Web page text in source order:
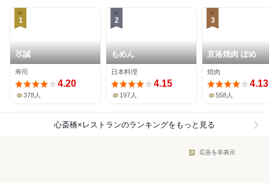
1
尽誠
寿司
4.20
378人
2
もめん
日本料理
4.15
197人
3
京洛焼肉 ぽめ
焼肉
4.13
558人
心斎橋×レストランのランキングをもっと見る
広告を非表示